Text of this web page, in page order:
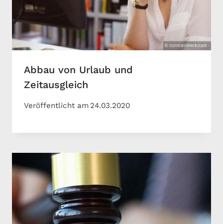
Abbau von Urlaub und
Zeitausgleich
Veröffentlicht am 24.03.2020